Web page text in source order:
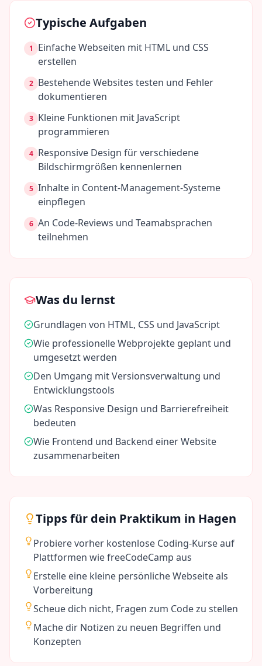
Typische Aufgaben
1
Einfache Webseiten mit HTML und CSS
erstellen
2 Bestehende Websites testen und Fehler
dokumentieren
3 Kleine Funktionen mit JavaScript
programmieren
4 Responsive Design für verschiedene
Bildschirmgrößen kennenlernen
5 Inhalte in Content-Management-Systeme
einpflegen
6 An Code-Reviews und Teamabsprachen
teilnehmen
Was du lernst
Grundlagen von HTML, CSS und JavaScript
Wie professionelle Webprojekte geplant und
umgesetzt werden
Den Umgang mit Versionsverwaltung und
Entwicklungstools
Was Responsive Design und Barrierefreiheit
bedeuten
Wie Frontend und Backend einer Website
zusammenarbeiten
Tipps für dein Praktikum in Hagen
Probiere vorher kostenlose Coding-Kurse auf
Plattformen wie freeCodeCamp aus
Erstelle eine kleine persönliche Webseite als
Vorbereitung
Scheue dich nicht, Fragen zum Code zu stellen
Mache dir Notizen zu neuen Begriffen und
Konzepten